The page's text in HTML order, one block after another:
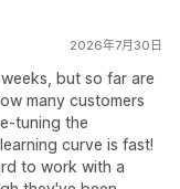
2026年7月30日
but so far are
many customers
tuning the
curve is fast!
to work with a